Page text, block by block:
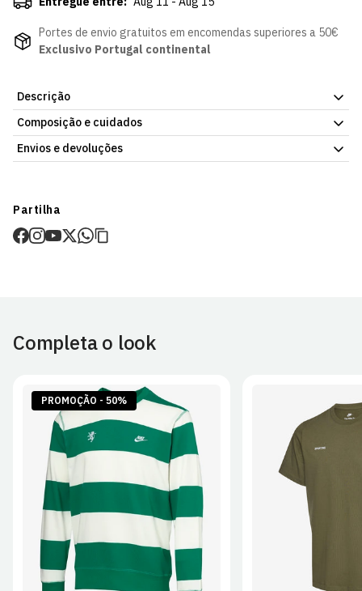
Portes de envio gratuitos em encomendas superiores a 50€
Exclusivo Portugal continental
Descrição
Mochila Utility Speed Nike SCP, com o emblema do Sporting
Clube de Portugal. Compartimentos pensados para organizar o
essencial. Consulta a ficha do artigo para mais detalhes.
Composição e cuidados
28 cm x 48 cm x 15 cm
Envios e devoluções
Prazo estimado de entrega varia consoante o destino e método
de envio.
Artigos personalizados não podem ser devolvidos.
de EnvioeDevoluções
Partilha
Completa o look
PROMOÇÃO - 50%
S XL 2XL